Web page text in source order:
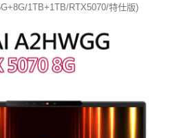
1TB+1TB/RTX5070/特仕版)